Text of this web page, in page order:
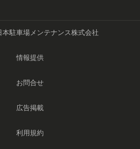
本駐車場メンテナンス株式会社
情報提供
お問合せ
広告掲載
利用規約